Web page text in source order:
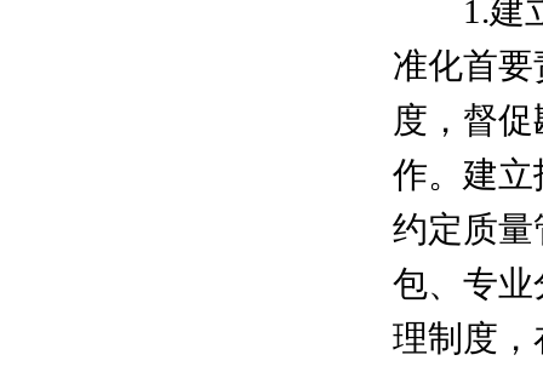
1.建立
准化首
度，督
作。建
约定质
包、专
理制度